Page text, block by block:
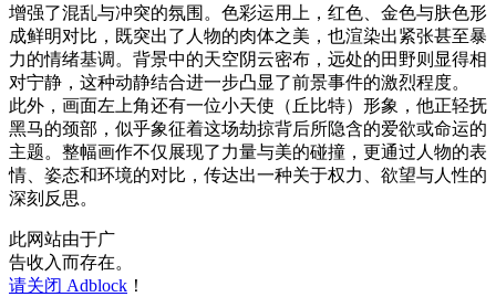
增强了混乱与冲突的氛围。色彩运用上，红色、金色与肤色形
成鲜明对比，既突出了人物的肉体之美，也渲染出紧张甚至暴
力的情绪基调。背景中的天空阴云密布，远处的田野则显得相
对宁静，这种动静结合进一步凸显了前景事件的激烈程度。
此外，画面左上角还有一位小天使（丘比特）形象，他正轻抚
黑马的颈部，似乎象征着这场劫掠背后所隐含的爱欲或命运的
主题。整幅画作不仅展现了力量与美的碰撞，更通过人物的表
情、姿态和环境的对比，传达出一种关于权力、欲望与人性的
深刻反思。
此网站由于广
告收入而存在。
请关闭 Adblock ！